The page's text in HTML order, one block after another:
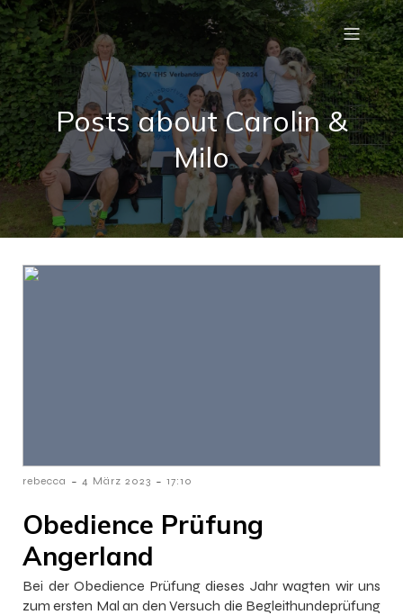
Posts about Carolin &
Milo
rebecca - 4 März 2023 - 17:10
Obedience Prüfung
Angerland
Bei der Obedience Prüfung dieses Jahr wagten wir uns
zum ersten Mal an den Versuch die Begleithundeprüfung